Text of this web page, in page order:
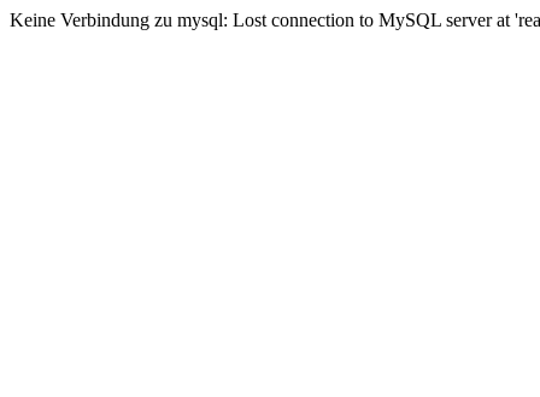
Keine Verbindung zu mysql: Lost connection to MySQL server at